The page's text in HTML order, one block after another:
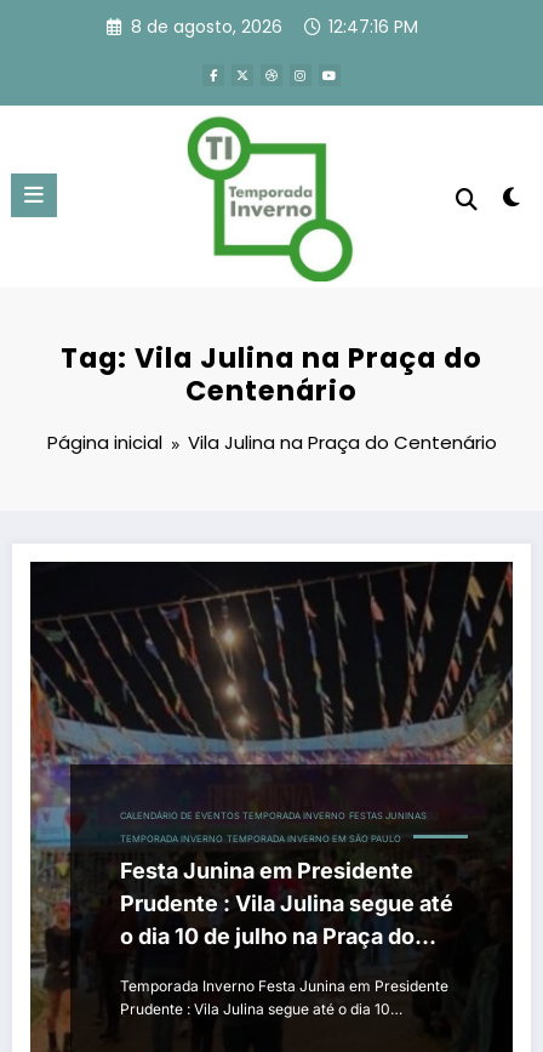
8 de agosto, 2026 12:47:17 PM
Tag: Vila Julina na Praça do
Centenário
Página inicial Vila Julina na Praça do Centenário
CALENDÁRIO DE EVENTOS TEMPORADA INVERNO FESTAS JUNINAS
TEMPORADA INVERNO TEMPORADA INVERNO EM SÃO PAULO
Festa Junina em Presidente
Prudente : Vila Julina segue até
o dia 10 de julho na Praça do
Centenário
Temporada Inverno Festa Junina em Presidente
Prudente : Vila Julina segue até o dia 10…